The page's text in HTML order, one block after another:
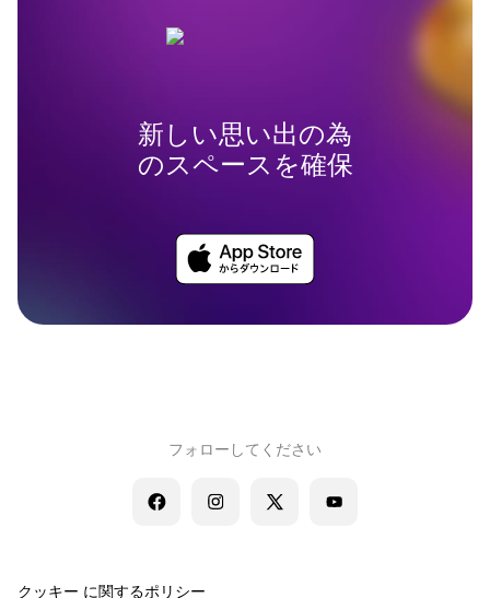
新しい思い出の為
のスペースを確保
クッキー に関するポリシー
フォローしてください